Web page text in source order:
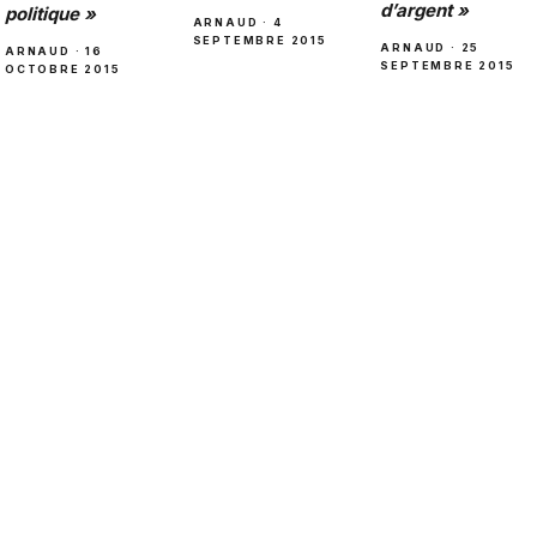
politique »
ARNAUD · 16
OCTOBRE 2015
ARNAUD · 4
SEPTEMBRE 2015
d’argent »
ARNAUD · 25
SEPTEMBRE 2015